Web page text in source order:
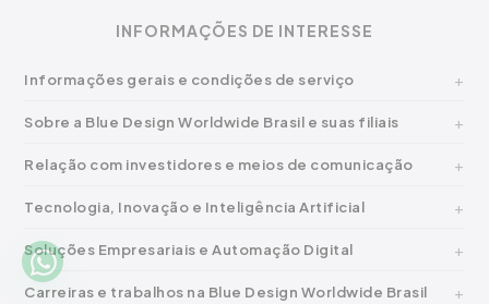
INFORMAÇÕES DE INTERESSE
Informações gerais e condições de serviço
Sobre a Blue Design Worldwide Brasil e suas filiais
Relação com investidores e meios de comunicação
Tecnologia, Inovação e Inteligência Artificial
Soluções Empresariais e Automação Digital
Carreiras e trabalhos na Blue Design Worldwide Brasil